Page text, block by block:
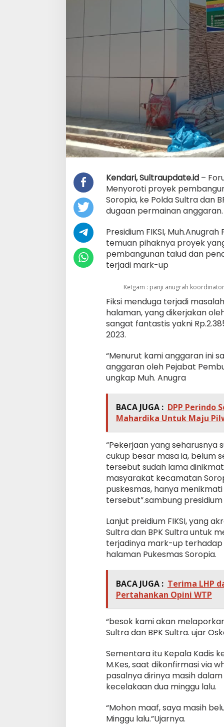
Kendari, Sultraupdate.id–
Menyoroti proyek
Soropia, ke Polda Sultra dan
dugaan permainan anggaran.
Presidium FIKSI,
temuan pihaknya proyek
pembangunan talud dan
terjadi mark-up
Ketgam : panji anugrah
Fiksi menduga terjadi
halaman, yang dikerjakan
sangat fantastis yakni
2023.
“Menurut kami anggaran ini
anggaran oleh Pejabat
ungkap Muh. Anugra
BACA JUGA : DPP Perindo
Mahardika Untuk Maju
“Pekerjaan yang
cukup besar masa ia, belum
tersebut sudah lama
masyarakat kecamatan
puskesmas, hanya
tersebut”.sambung presidium
Lanjut preidium FIKSI, yang
Sultra dan BPK Sultra untuk
terjadinya mark-up
halaman Pukesmas Soropia.
BACA JUGA : Terima LHP
Pertahankan Opini WTP
“besok kami akan
Sultra dan BPK Sultra. ujar
Sementara itu Kepala Kadis
M.Kes, saat dikonfirmasi via
pasalnya dirinya masih
kecelakaan dua minggu lalu.
“Mohon maaf, saya masih
Minggu lalu.”Ujarnya.